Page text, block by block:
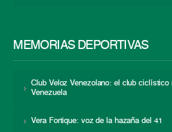
MEMORIAS DEPORTIVAS
Club Veloz Venezolano: el club ciclístico
Venezuela
Vera Fortique: voz de la hazaña del 41